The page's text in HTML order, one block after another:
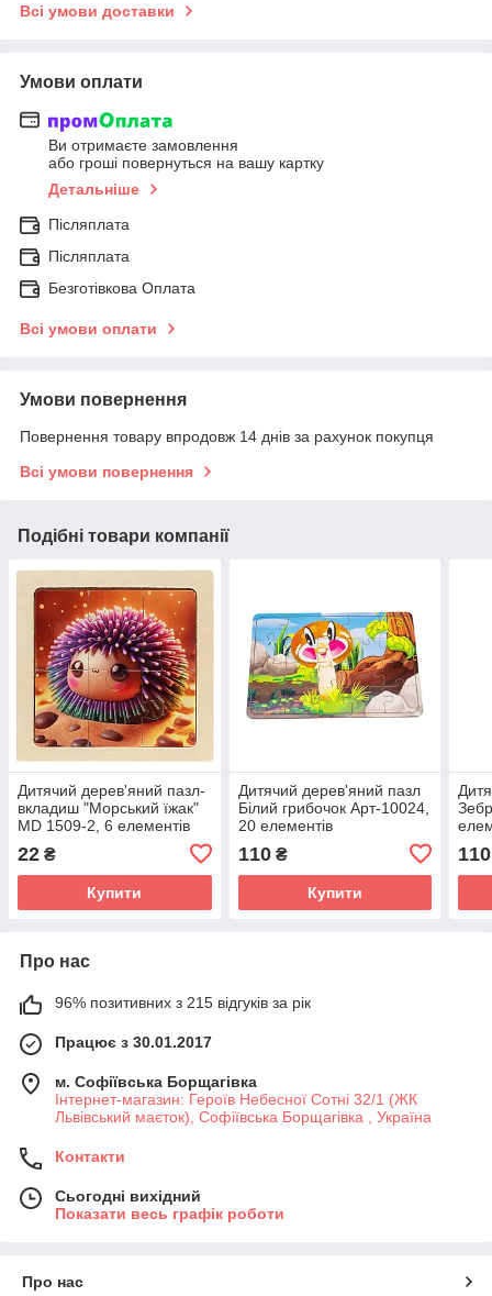
Всі умови доставки
Умови оплати
Ви отримаєте замовлення
або гроші повернуться на вашу картку
Детальніше
Післяплата
Післяплата
Безготівкова Оплата
Всі умови оплати
Умови повернення
Повернення товару впродовж 14 днів за рахунок покупця
Всі умови повернення
Подібні товари компанії
Дитячий дерев'яний пазл-
вкладиш "Морський їжак"
MD 1509-2, 6 елементів
22 ₴
Купити
Дитячий дерев'яний пазл
Білий грибочок Арт-10024,
20 елементів
110₴
Купити
110
Про нас
96% позитивних з 215 відгуків за рік
Працює з 30.01.2017
м. Софіївська Борщагівка
Інтернет-магазин: Героїв Небесної Сотні 32/1 (ЖК
Львівський маєток), Софіївська Борщагівка , Україна
Контакти
Сьогодні вихідний
Показати весь графік роботи
Про нас